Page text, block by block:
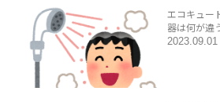
エコキュー
器は何が違
2023.09.01